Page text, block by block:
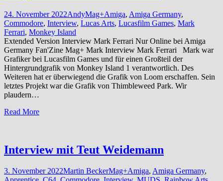
24. November 2022AndyMag+Amiga, Amiga Germany,
Commodore, Interview, Lucas Arts, Lucasfilm Games, Mark
Ferrari, Monkey Island
Extended Version Interview Mark Ferrari Nur Online bei Amiga
Germany Fan'Zine Mag+ Mark Interview Mark Ferrari Mark war
Grafiker bei Lucasfilm Games und für einen Großteil der
Hintergrundgrafik von Monkey Island 1 verantwortlich. Des
Weiteren hat er überwiegend die Grafik von Loom erschaffen. Sein
letztes Projekt war die Grafik von Thimbleweed Park. Wir
plaudern…
Read More
Interview mit Teut Weidemann
3. November 2022Martin BeckerMag+Amiga, Amiga Germany,